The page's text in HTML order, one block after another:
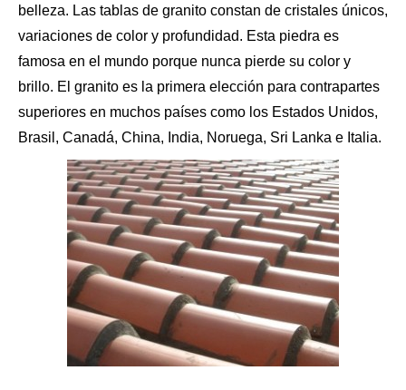
belleza. Las tablas de granito constan de cristales únicos,
variaciones de color y profundidad. Esta piedra es
famosa en el mundo porque nunca pierde su color y
brillo. El granito es la primera elección para contrapartes
superiores en muchos países como los Estados Unidos,
Brasil, Canadá, China, India, Noruega, Sri Lanka e Italia.